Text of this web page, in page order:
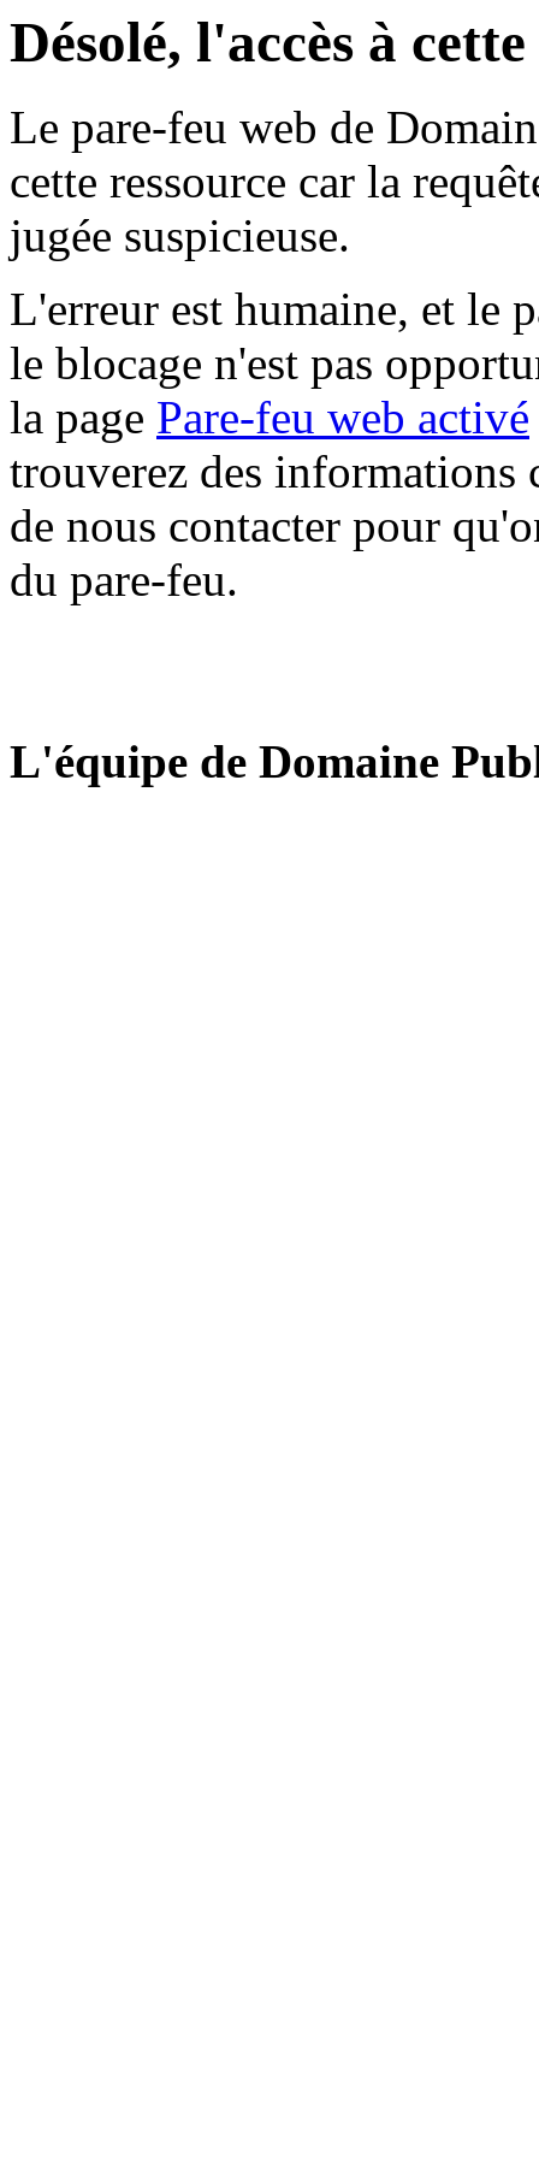
Désolé, l'accès à
Le pare-feu web de
cette ressource car la
jugée suspicieuse.
L'erreur est humaine, et le
le blocage n'est pas
la page Pare-feu web activé
trouverez des informations
de nous contacter pour
du pare-feu.
L'équipe de Domaine